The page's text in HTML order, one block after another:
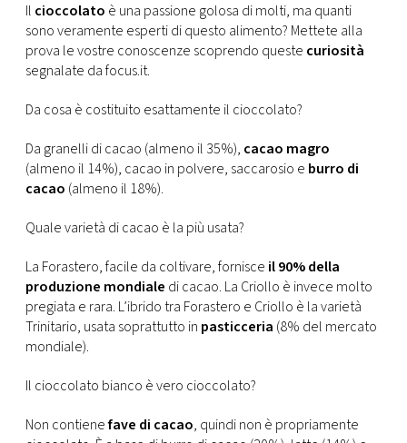
Il cioccolato è una passione golosa di molti, ma quanti
sono veramente esperti di questo alimento? Mettete alla
prova le vostre conoscenze scoprendo queste curiosità
segnalate da focus.it.
Da cosa è costituito esattamente il cioccolato?
Da granelli di cacao (almeno il 35%), cacao magro
(almeno il 14%), cacao in polvere, saccarosio e burro di
cacao (almeno il 18%).
Quale varietà di cacao è la più usata?
La Forastero, facile da coltivare, fornisce il 90% della
produzione mondiale di cacao. La Criollo è invece molto
pregiata e rara. L’ibrido tra Forastero e Criollo è la varietà
Trinitario, usata soprattutto in pasticceria (8% del mercato
mondiale).
Il cioccolato bianco è vero cioccolato?
Non contienefave di cacao, quindi non è propriamente